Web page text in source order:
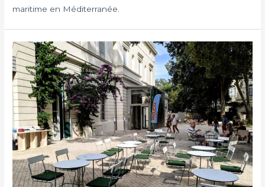
maritime en Méditerranée.